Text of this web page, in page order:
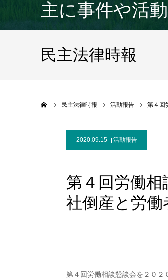
主に事件や活
民主法律時報
民主法律時報 活動報告 第４回
2020.09.15 活動報告
第４回労働
社倒産と労働
第４回労働相談懇談会を２０２